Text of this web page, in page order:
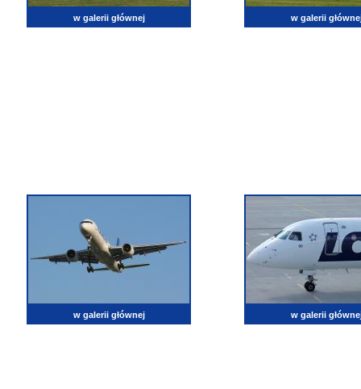
w galerii głównej w galerii
w galerii głównej w galerii